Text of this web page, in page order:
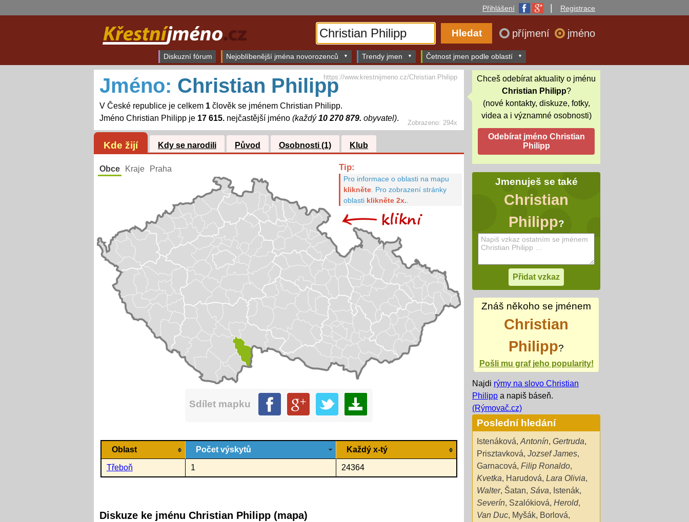
Přihlášení Registrace
příjmení jméno
Diskuzní fórum Nejoblíbenější jména novorozenců Trendy jmen Četnost jmen podle oblastí
Zobrazeno: 294x
Jméno: Christian Philipp
V České republice je celkem 1člověk se jménem Christian Philipp.
Jméno Christian Philipp je 17 615.nejčastější jméno (každý10 270 879. obyvatel).
https://www.krestnijmeno.cz/Christian Philipp
Kde žijí Kdy se narodili Původ Osobnosti (1) Klub
Obce Kraje Praha Tip:
Pro informace o oblasti na mapu
klikněte. Pro zobrazení stránky
oblasti klikněte 2x.
Sdílet mapku
Oblast Počet výskytů Každý x-tý
Třeboň 1 24364
Diskuze ke jménu Christian Philipp (mapa)
Chceš odebírat aktuality o jménu
Christian Philipp?
(nové kontakty, diskuze, fotky,
videa a i významné osobnosti)
Jmenuješ se také
Christian
Philipp?
Znáš někoho se jménem
Christian
Philipp?
Pošli mu graf jeho popularity!
Najdi rýmy na slovo Christian
Philipp a napiš báseň.
(Rýmovač.cz)
Poslední hledání
Istenáková, Antonín, Gertruda,
Prisztavková, Jozsef James,
Garnacová, Filip Ronaldo,
Kvetka, Harudová, Lara Olivia,
Walter, Šatan, Sáva, Istenák,
Severín, Szalókiová, Herold,
Van Duc, Myšák, Borlová,